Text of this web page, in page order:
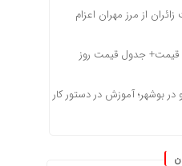
زائران از مرز مهران اعزام
قیمت+ جدول قیمت روز
بوشهر؛ آموزش در دستور کار